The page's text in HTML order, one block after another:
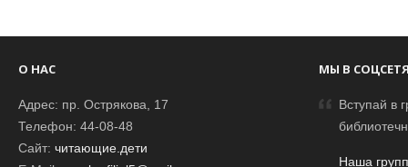
О НАС
Адрес: пр. Острякова, 17
Телефон: 44-08-48
Сайт: читающие.дети
МЫ В
Вступай в
Наша